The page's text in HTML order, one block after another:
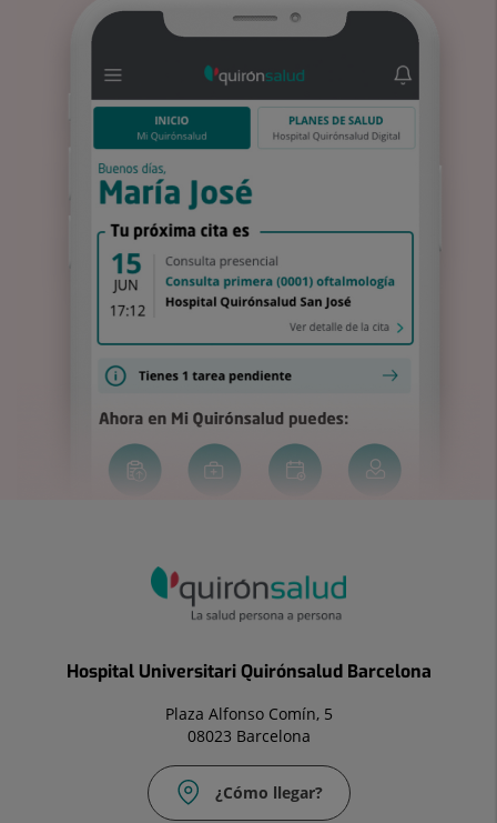
Hospital Universitari Quirónsalud Barcelona
Plaza Alfonso Comín, 5
08023 Barcelona
¿Cómo llegar?